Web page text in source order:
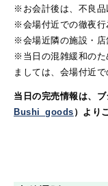
※お会計後は、不良品
※会場付近での徹夜行
※会場近隣の施設・店
※当日の混雑緩和のた
ましては、会場付近
当日の完売情報は、
Bushi_goods ）より